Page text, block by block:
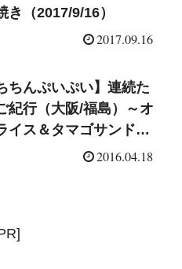
き（2017/9/16）
2017.09.16
ちんぷいぷい】連続た
紀行（大阪/福島）～オ
イス＆タマゴサンド＆
巻卵（2016/4/18）
2016.04.18